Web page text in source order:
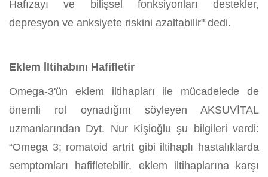
Hafızayı ve bilişsel fonksiyonları destekler,
depresyon ve anksiyete riskini azaltabilir" dedi.
Eklem İltihabını Hafifletir
Omega-3'ün eklem iltihapları ile mücadelede de
önemli rol oynadığını söyleyen AKSUVİTAL
uzmanlarından Dyt. Nur Kişioğlu şu bilgileri verdi:
“Omega 3; romatoid artrit gibi iltihaplı hastalıklarda
semptomları hafifletebilir, eklem iltihaplarına karşı